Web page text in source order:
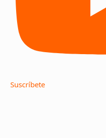
Suscríbete